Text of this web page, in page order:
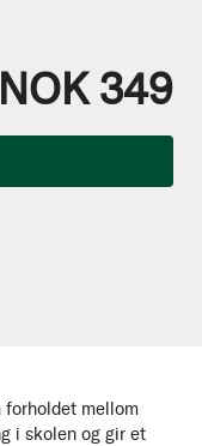
mellom
i skolen og gir et
NOK 349